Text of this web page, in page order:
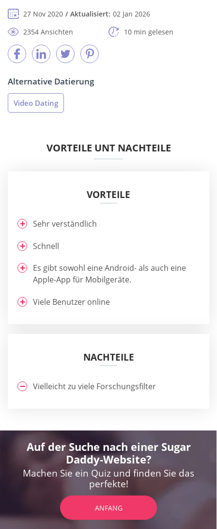
27 Nov 2020 Aktualisiert: 02 Jan 2026
2354 Ansichten
10 min gelesen
Alternative Datierung
Video Dating
VORTEILE UNT NACHTEILE
VORTEILE
Sehr verständlich
Schnell
Es gibt sowohl eine Android- als auch eine
Apple-App für Mobilgeräte.
Viele Benutzer online
NACHTEILE
Vielleicht zu viele Forschungsfilter
Auf der Suche nach einer Sugar
Daddy-Website?
Machen Sie ein Quiz und finden Sie das
perfekte!
ANFANG